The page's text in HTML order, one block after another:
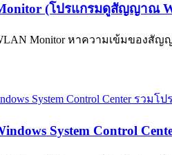
(โปรแกรมดูสัญญาณ
Monitor หาความเข้มของสัญญ
System Control